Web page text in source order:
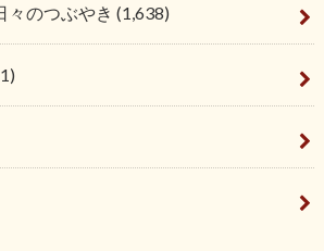
々のつぶやき (1,638)